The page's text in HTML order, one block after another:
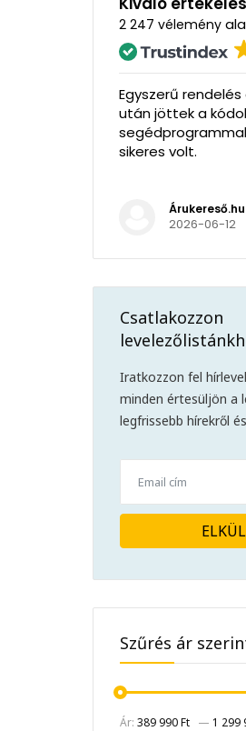
2 247 vélemény
rendelés és fizetés
jöttek a kódok. A kapott
a telepítés
Csatlakozzon
Iratkozzon fel
minden értesüljön a
legfrissebb hírekről
Szűrés ár
Ár: 389 990 Ft — 1 299